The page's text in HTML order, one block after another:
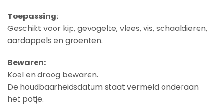
Toepassing:
Geschikt voor kip, gevogelte, vlees, vis, schaaldieren,
aardappels en groenten.
Bewaren:
Koel en droog bewaren.
De houdbaarheidsdatum staat vermeld onderaan
het potje.